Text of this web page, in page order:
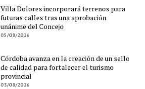
Villa Dolores incorporará terrenos para
futuras calles tras una aprobación
unánime del Concejo
05/08/2026
Córdoba avanza en la creación de un sello
de calidad para fortalecer el turismo
provincial
03/08/2026